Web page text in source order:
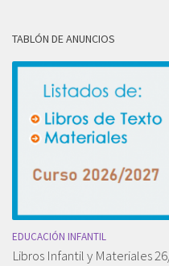
TABLÓN DE ANUNCIOS
EDUCACIÓN INFANTIL
Libros Infantil y Materiales